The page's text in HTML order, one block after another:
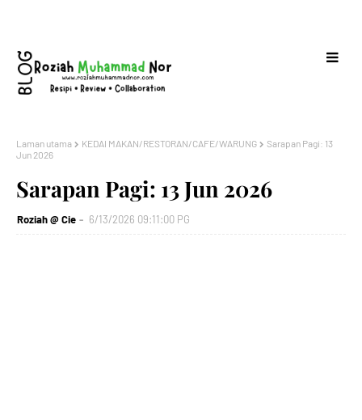
Laman utama KEDAI MAKAN/RESTORAN/CAFE/WARUNG
Sarapan Pagi: 13
Jun 2026
Sarapan Pagi: 13 Jun 2026
Roziah @ Cie 6/13/2026 09:11:00 PG